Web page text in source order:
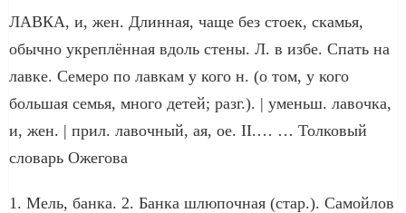
ЛАВКА, и, жен. Длинная, чаще без стоек, скамья,
обычно укреплённая вдоль стены. Л. в избе. Спать на
лавке. Семеро по лавкам у кого н. (о том, у кого
большая семья, много детей; разг.). | уменьш. лавочка,
и, жен. | прил. лавочный, ая, ое. II.… … Толковый
словарь Ожегова
1. Мель, банка. 2. Банка шлюпочная (стар.). Самойлов